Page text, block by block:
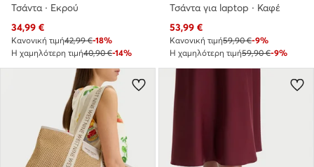
Τσάντα · Εκρού
Τρέχουσα τιμή
34,99 €
Κανονική τιμή42,99 €-18%
Η χαμηλότερη τιμή40,90 €-14%
Τσάντα για laptop · Καφέ
Τρέχουσα τιμή
53,99 €
Κανονική τιμή59,90 €-9%
Η χαμηλότερη τιμή59,90 €-9%